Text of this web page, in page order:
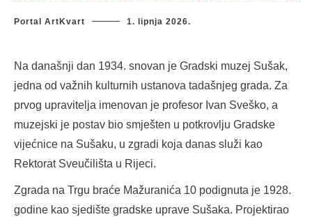
Portal ArtKvart 1. lipnja 2026.
Na današnji dan 1934. snovan je Gradski muzej Sušak,
jedna od važnih kulturnih ustanova tadašnjeg grada. Za
prvog upravitelja imenovan je profesor Ivan Sveško, a
muzejski je postav bio smješten u potkrovlju Gradske
vijećnice na Sušaku, u zgradi koja danas služi kao
Rektorat Sveučilišta u Rijeci.
Zgrada na Trgu braće Mažuranića 10 podignuta je 1928.
godine kao sjedište gradske uprave Sušaka. Projektirao